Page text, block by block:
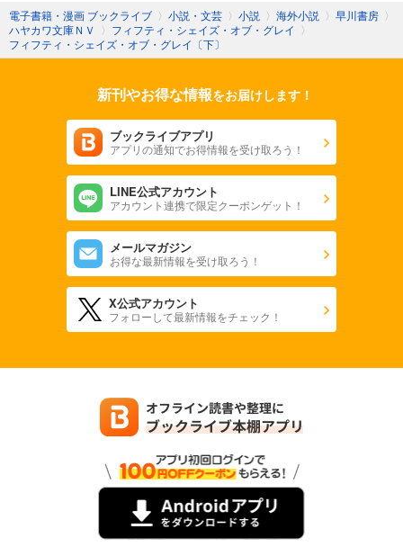
電子書籍・漫画 ブックライブ 〉 小説・文芸 〉 小説 〉 海外小説 〉 早川書房 〉
ハヤカワ文庫ＮＶ
〉 フィフティ・シェイズ・オブ・グレイ 〉
フィフティ・シェイズ・オブ・グレイ〔下〕
新刊やお得な情報をお届けします！
ブックライブアプリ
アプリの通知でお得情報を受け取ろう！
LINE公式アカウント
アカウント連携で限定クーポンゲット！
メールマガジン
お得な最新情報を受け取ろう！
X公式アカウント
フォローして最新情報をチェック！